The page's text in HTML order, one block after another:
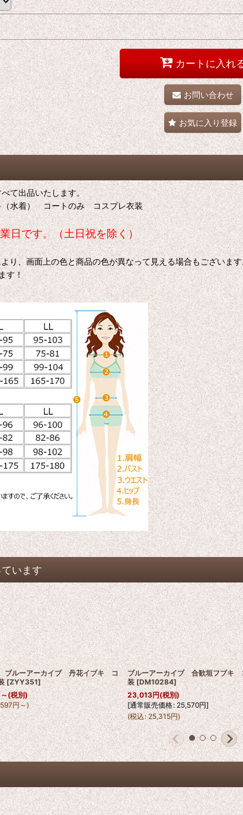
カートに入れ
お問い合わせ
お気に入り登録
て出品いたします。
（水着） コートのみ コスプレ衣装
日です。（土日祝を除く）
り、画面上の色と商品の色が異なって見える場合もございま
す！
います
ブルーアーカイブ 丹花イブキ コ
[ZYY351]
～ (税別)
円～)
ブルーアーカイブ 合歓垣フブキ
装 [DM10284]
23,013円(税別)
[通常販売価格: 25,570円]
(税込: 25,315円)